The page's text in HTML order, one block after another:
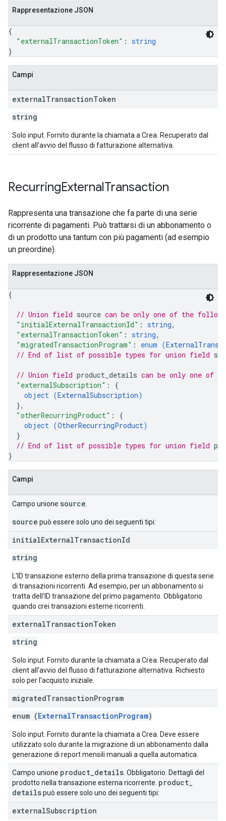
Rappresentazione JSON
{
"externalTransactionToken" : string
}
Campi
externalTransactionToken
string
Solo input. Fornito durante la chiamata a Crea. Recuperato dal
client all'avvio del flusso di fatturazione alternativa.
RecurringExternalTransaction
Rappresenta una transazione che fa parte di una serie
ricorrente di pagamenti. Può trattarsi di un abbonamento o
di un prodotto una tantum con più pagamenti (ad esempio
un preordine).
Rappresentazione JSON
{
// Union field source can be only one of the
"initialExternalTransactionId" : string,
"externalTransactionToken" : string,
"migratedTransactionProgram" : enum (
// End of list of possible types for union field
// Union field product_details can be only one of
"externalSubscription" : {
object (ExternalSubscription)
},
"otherRecurringProduct" : {
object (OtherRecurringProduct)
}
// End of list of possible types for union field
}
Campi
Campo unione source
source può essere solo uno dei seguenti tipi:
initialExternalTransactionId
string
L'ID transazione esterno della prima transazione di questa serie
di transazioni ricorrenti. Ad esempio, per un abbonamento si
tratta dell'ID transazione del primo pagamento. Obbligatorio
quando crei transazioni esterne ricorrenti.
externalTransactionToken
string
Solo input. Fornito durante la chiamata a Crea. Recuperato dal
client all'avvio del flusso di fatturazione alternativa. Richiesto
solo per l'acquisto iniziale.
migratedTransactionProgram
enum (ExternalTransactionProgram)
Solo input. Fornito durante la chiamata a Crea. Deve essere
utilizzato solo durante la migrazione di un abbonamento dalla
generazione di report mensili manuali a quella automatica.
Campo unione product details . Obbligatorio. Dettagli del
prodotto nella transazione esterna ricorrente. product
detailspuò essere solo uno dei seguenti tipi:
externalSubscription